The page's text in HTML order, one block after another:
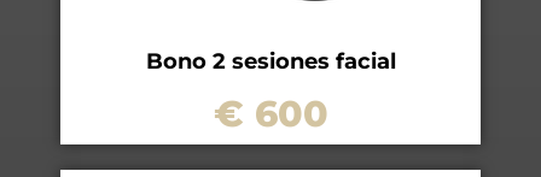
Bono 2 sesiones facial
€ 600